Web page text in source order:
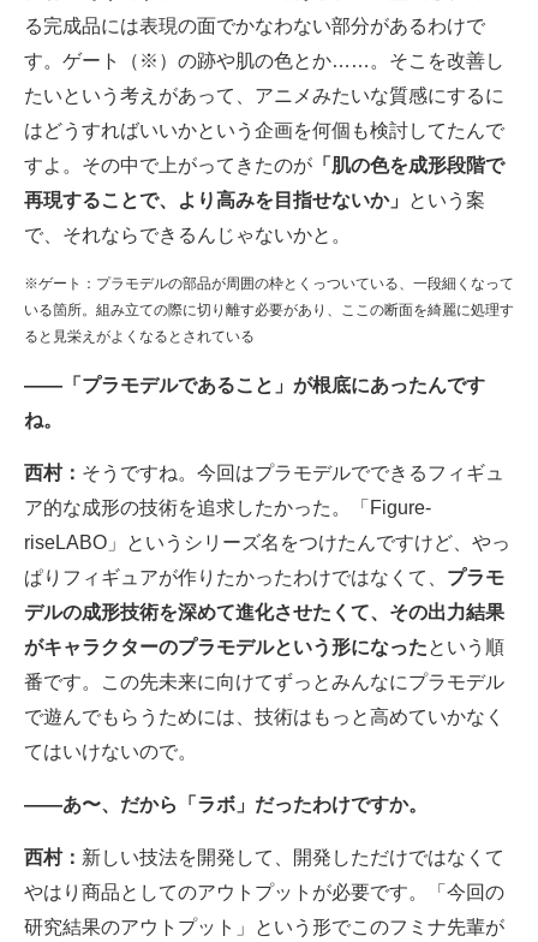
る完成品には表現の面でかなわない部分があるわけで
す。ゲート（※）の跡や肌の色とか……。そこを改善し
たいという考えがあって、アニメみたいな質感にするに
はどうすればいいかという企画を何個も検討してたんで
すよ。その中で上がってきたのが 「肌の色を成形段階で
再現することで、より高みを目指せないか」
という案
で、それならできるんじゃないかと。
※ゲート：プラモデルの部品が周囲の枠とくっついている、一段細くなって
いる箇所。組み立ての際に切り離す必要があり、ここの断面を綺麗に処理す
ると見栄えがよくなるとされている
――「プラモデルであること」が根底にあったんです
ね。
西村： そうですね。今回はプラモデルでできるフィギュ
ア的な成形の技術を追求したかった。「Figure-
riseLABO」というシリーズ名をつけたんですけど、やっ
ぱりフィギュアが作りたかったわけではなくて、 プラモ
デルの成形技術を深めて進化させたくて、その出力結果
がキャラクターのプラモデルという形になったという順
番です。この先未来に向けてずっとみんなにプラモデル
で遊んでもらうためには、技術はもっと高めていかなく
てはいけないので。
――あ〜、だから「ラボ」だったわけですか。
西村： 新しい技法を開発して、開発しただけではなくて
やはり商品としてのアウトプットが必要です。「今回の
研究結果のアウトプット」という形でこのフミナ先輩が